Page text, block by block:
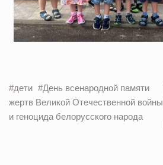
#дети #День всенародной памяти
жертв Великой Отечественной войны
и геноцида белорусского народа